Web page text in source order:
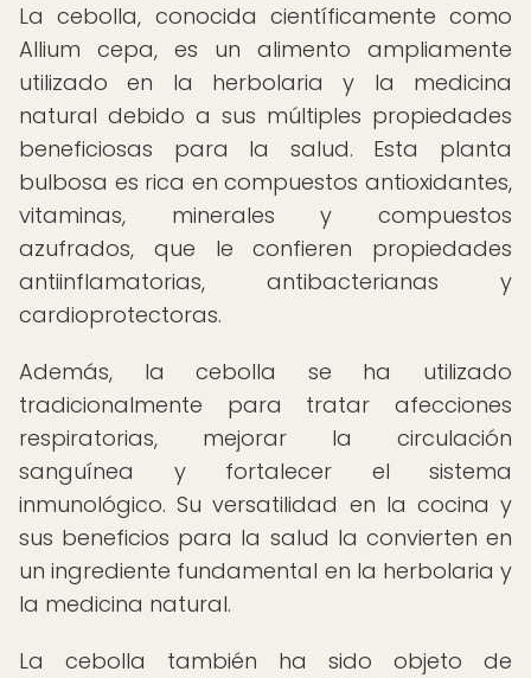
La cebolla, conocida científicamente como
Allium cepa, es un alimento ampliamente
utilizado en la herbolaria y la medicina
natural debido a sus múltiples propiedades
beneficiosas para la salud. Esta planta
bulbosa es rica en compuestos antioxidantes,
vitaminas, minerales y compuestos
azufrados, que le confieren propiedades
antiinflamatorias, antibacterianas y
cardioprotectoras.
Además, la cebolla se ha utilizado
tradicionalmente para tratar afecciones
respiratorias, mejorar la circulación
sanguínea y fortalecer el sistema
inmunológico. Su versatilidad en la cocina y
sus beneficios para la salud la convierten en
un ingrediente fundamental en la herbolaria y
la medicina natural.
La cebolla también ha sido objeto de